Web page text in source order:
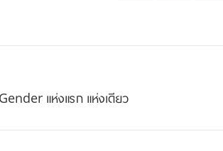
แห่งแรก แห่งเดียว